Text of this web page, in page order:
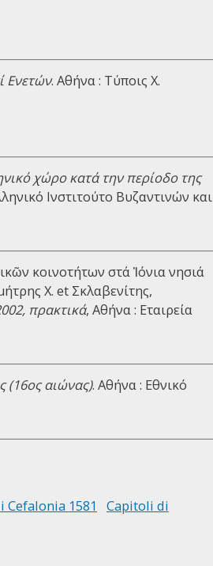
Ενετών. Αθήνα : Τύποις Χ.
χώρο κατά την περίοδο της
Ινστιτούτο Βυζαντινών και
κοινοτήτων στά Ἰόνια νησιά
Χ. et Σκλαβενίτης,
πρακτικά, Αθήνα : Εταιρεία
(16ος αιώνας). Αθήνα : Εθνικό
Cefalonia 1581
Capitoli di